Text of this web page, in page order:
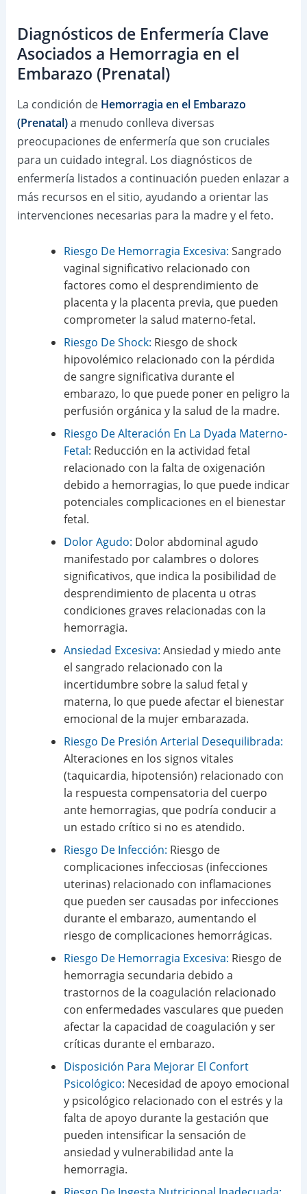
Diagnósticos de Enfermería Clave
Asociados a Hemorragia en el
Embarazo (Prenatal)
La condición de Hemorragia en el Embarazo
(Prenatal)a menudo conlleva diversas
preocupaciones de enfermería que son cruciales
para un cuidado integral. Los diagnósticos de
enfermería listados a continuación pueden enlazar a
más recursos en el sitio, ayudando a orientar las
intervenciones necesarias para la madre y el feto.
Riesgo De Hemorragia Excesiva: Sangrado
vaginal significativo relacionado con
factores como el desprendimiento de
placenta y la placenta previa, que pueden
comprometer la salud materno-fetal.
Riesgo De Shock: Riesgo de shock
hipovolémico relacionado con la pérdida
de sangre significativa durante el
embarazo, lo que puede poner en peligro la
perfusión orgánica y la salud de la madre.
Riesgo De Alteración En La Dyada Materno-
Fetal: Reducción en la actividad fetal
relacionado con la falta de oxigenación
debido a hemorragias, lo que puede indicar
potenciales complicaciones en el bienestar
fetal.
Dolor Agudo: Dolor abdominal agudo
manifestado por calambres o dolores
significativos, que indica la posibilidad de
desprendimiento de placenta u otras
condiciones graves relacionadas con la
hemorragia.
Ansiedad Excesiva: Ansiedad y miedo ante
el sangrado relacionado con la
incertidumbre sobre la salud fetal y
materna, lo que puede afectar el bienestar
emocional de la mujer embarazada.
Riesgo De Presión Arterial Desequilibrada:
Alteraciones en los signos vitales
(taquicardia, hipotensión) relacionado con
la respuesta compensatoria del cuerpo
ante hemorragias, que podría conducir a
un estado crítico si no es atendido.
Riesgo De Infección: Riesgo de
complicaciones infecciosas (infecciones
uterinas) relacionado con inflamaciones
que pueden ser causadas por infecciones
durante el embarazo, aumentando el
riesgo de complicaciones hemorrágicas.
Riesgo De Hemorragia Excesiva: Riesgo de
hemorragia secundaria debido a
trastornos de la coagulación relacionado
con enfermedades vasculares que pueden
afectar la capacidad de coagulación y ser
críticas durante el embarazo.
Disposición Para Mejorar El Confort
Psicológico: Necesidad de apoyo emocional
y psicológico relacionado con el estrés y la
falta de apoyo durante la gestación que
pueden intensificar la sensación de
ansiedad y vulnerabilidad ante la
hemorragia.